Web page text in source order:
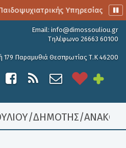
Υπηρεσίας
Email: info@dimossouliou.gr
Τηλέφωνο 26663 60100
179 Παραμυθιά Θεσπρωτίας Τ.Κ 46200
/ΔΗΜΟΤΗΣ/